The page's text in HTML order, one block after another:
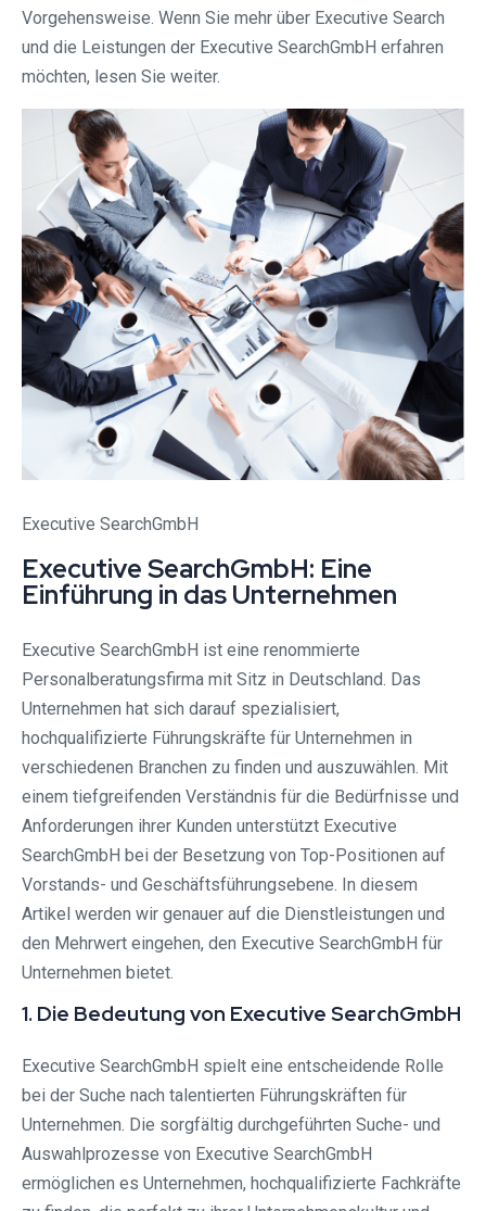
Vorgehensweise. Wenn Sie mehr über Executive Search
und die Leistungen der Executive SearchGmbH erfahren
möchten, lesen Sie weiter.
Executive SearchGmbH
Executive SearchGmbH: Eine
Einführung in das Unternehmen
Executive SearchGmbH ist eine renommierte
Personalberatungsfirma mit Sitz in Deutschland. Das
Unternehmen hat sich darauf spezialisiert,
hochqualifizierte Führungskräfte für Unternehmen in
verschiedenen Branchen zu finden und auszuwählen. Mit
einem tiefgreifenden Verständnis für die Bedürfnisse und
Anforderungen ihrer Kunden unterstützt Executive
SearchGmbH bei der Besetzung von Top-Positionen auf
Vorstands- und Geschäftsführungsebene. In diesem
Artikel werden wir genauer auf die Dienstleistungen und
den Mehrwert eingehen, den Executive SearchGmbH für
Unternehmen bietet.
1. Die Bedeutung von Executive SearchGmbH
Executive SearchGmbH spielt eine entscheidende Rolle
bei der Suche nach talentierten Führungskräften für
Unternehmen. Die sorgfältig durchgeführten Suche- und
Auswahlprozesse von Executive SearchGmbH
ermöglichen es Unternehmen, hochqualifizierte Fachkräfte